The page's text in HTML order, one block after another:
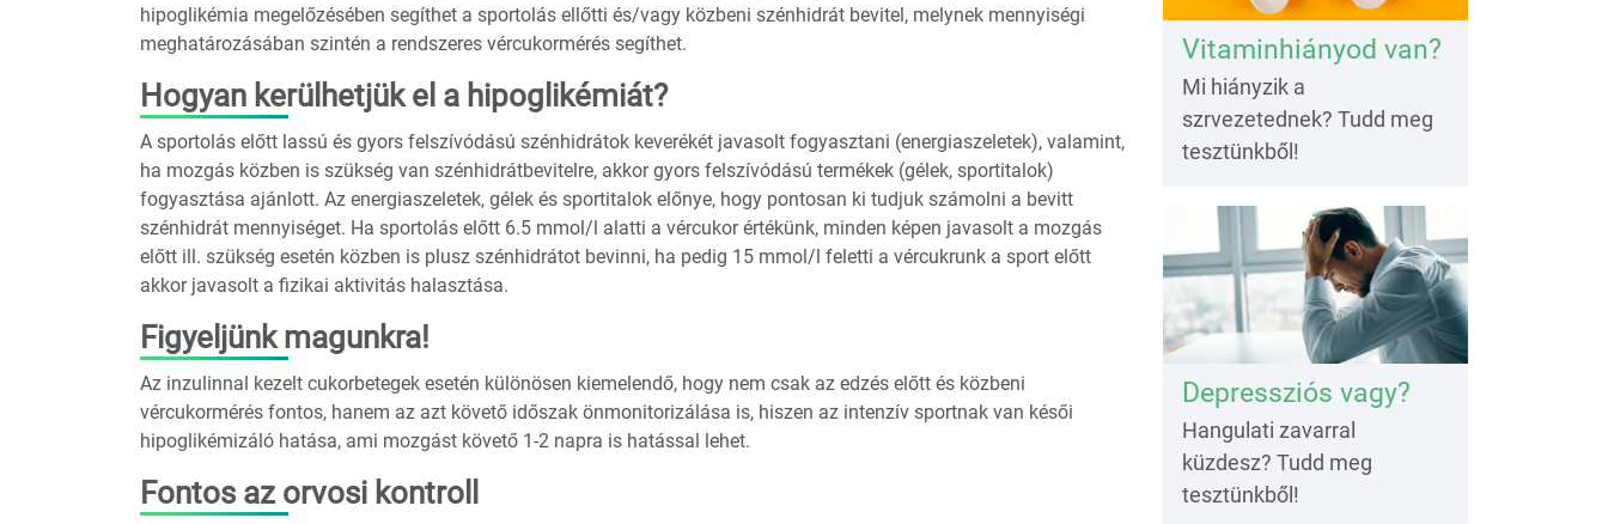
hipoglikémia megelőzésében segíthet a sportolás ellőtti és/vagy közbeni szénhidrát bevitel, melynek mennyiségi
meghatározásában szintén a rendszeres vércukormérés segíthet.
Hogyan kerülhetjük el a hipoglikémiát?
A sportolás előtt lassú és gyors felszívódású szénhidrátok keverékét javasolt fogyasztani (energiaszeletek), valamint,
ha mozgás közben is szükség van szénhidrátbevitelre, akkor gyors felszívódású termékek (gélek, sportitalok)
fogyasztása ajánlott. Az energiaszeletek, gélek és sportitalok előnye, hogy pontosan ki tudjuk számolni a bevitt
szénhidrát mennyiséget. Ha sportolás előtt 6.5 mmol/l alatti a vércukor értékünk, minden képen javasolt a mozgás
előtt ill. szükség esetén közben is plusz szénhidrátot bevinni, ha pedig 15 mmol/l feletti a vércukrunk a sport előtt
akkor javasolt a fizikai aktivitás halasztása.
Figyeljünk magunkra!
Az inzulinnal kezelt cukorbetegek esetén különösen kiemelendő, hogy nem csak az edzés előtt és közbeni
vércukormérés fontos, hanem az azt követő időszak önmonitorizálása is, hiszen az intenzív sportnak van késői
hipoglikémizáló hatása, ami mozgást követő 1-2 napra is hatással lehet.
Fontos az orvosi kontroll
Vitaminhiányod van?
Mi hiányzik a
szrvezetednek? Tudd meg
tesztünkből!
Depressziós vagy?
Hangulati zavarral
küzdesz? Tudd meg
tesztünkből!